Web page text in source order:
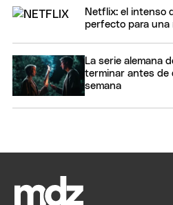
Netflix: el intenso
perfecto para una
La serie alemana
terminar antes de
semana